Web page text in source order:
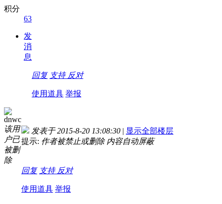
积分
63
发
消
息
回复 支持 反对
使用道具 举报
dnwc
该用
户已
被删
除
发表于 2015-8-20 13:08:30 | 显示全部楼层
提示: 作者被禁止或删除 内容自动屏蔽
回复 支持 反对
使用道具 举报